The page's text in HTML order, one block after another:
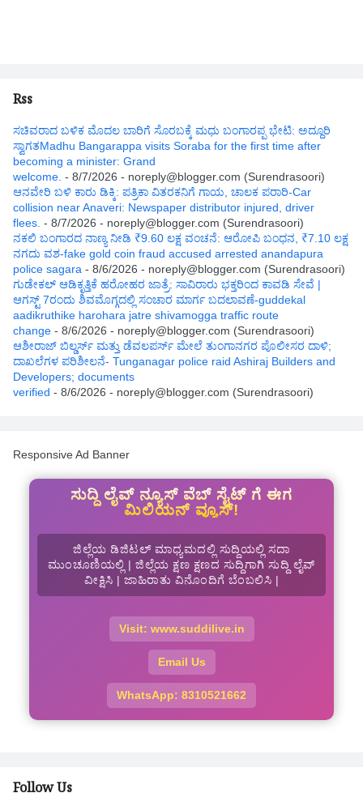
Rss
ಸಚಿವರಾದ ಬಳಿಕ ಮೊದಲ ಬಾರಿಗೆ ಸೊರಬಕ್ಕೆ ಮಧು ಬಂಗಾರಪ್ಪ ಭೇಟಿ: ಅದ್ದೂರಿ
ಸ್ವಾಗತMadhu Bangarappa visits Soraba for the first time after
becoming a minister: Grand
welcome. - 8/7/2026 - noreply@blogger.com (Surendrasoori)
ಆನವೇರಿ ಬಳಿ ಕಾರು ಡಿಕ್ಕಿ: ಪತ್ರಿಕಾ ವಿತರಕನಿಗೆ ಗಾಯ, ಚಾಲಕ ಪರಾರಿ-Car
collision near Anaveri: Newspaper distributor injured, driver
flees. - 8/7/2026 - noreply@blogger.com (Surendrasoori)
ನಕಲಿ ಬಂಗಾರದ ನಾಣ್ಯ ನೀಡಿ ₹9.60 ಲಕ್ಷ ವಂಚನೆ: ಆರೋಪಿ ಬಂಧನ, ₹7.10 ಲಕ್ಷ
ನಗದು ವಶ-fake gold coin fraud accused arrested anandapura
police sagara - 8/6/2026 - noreply@blogger.com (Surendrasoori)
ಗುಡೇಕಲ್ ಆಡಿಕೃತ್ತಿಕೆ ಹರೋಹರ ಜಾತ್ರೆ: ಸಾವಿರಾರು ಭಕ್ತರಿಂದ ಕಾವಡಿ ಸೇವೆ |
ಆಗಸ್ಟ್ 7ರಂದು ಶಿವಮೊಗ್ಗದಲ್ಲಿ ಸಂಚಾರ ಮಾರ್ಗ ಬದಲಾವಣೆ-guddekal
aadikruthike harohara jatre shivamogga traffic route
change - 8/6/2026 - noreply@blogger.com (Surendrasoori)
ಆಶೀರಾಜ್ ಬಿಲ್ಡರ್ಸ್ ಮತ್ತು ಡೆವಲಪರ್ಸ್ ಮೇಲೆ ತುಂಗಾನಗರ ಪೊಲೀಸರ ದಾಳಿ;
ದಾಖಲೆಗಳ ಪರಿಶೀಲನೆ- Tunganagar police raid Ashiraj Builders and
Developers; documents
verified - 8/6/2026 - noreply@blogger.com (Surendrasoori)
Responsive Ad Banner
ಸುದ್ದಿ ಲೈವ್ ನ್ಯೂಸ್ ವೆಬ್ ಸೈಟ್ ಗೆ ಈಗ
ಮಿಲಿಯನ್ ವ್ಯೂಸ್!
ಜಿಲ್ಲೆಯ ಡಿಜಿಟಲ್ ಮಾಧ್ಯಮದಲ್ಲಿ ಸುದ್ದಿಯಲ್ಲಿ ಸದಾ
ಮುಂಚೂಣಿಯಲ್ಲಿ | ಜಿಲ್ಲೆಯ ಕ್ಷಣ ಕ್ಷಣದ ಸುದ್ದಿಗಾಗಿ ಸುದ್ದಿ ಲೈವ್
ವೀಕ್ಷಿಸಿ | ಜಾಹಿರಾತು ವಿನೊಂದಿಗೆ ಬೆಂಬಲಿಸಿ |
Visit: www.suddilive.in
Email Us
WhatsApp: 8310521662